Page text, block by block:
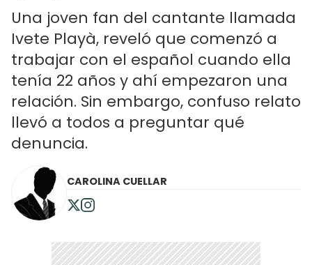
Una joven fan del cantante llamada
Ivete Playà, reveló que comenzó a
trabajar con el español cuando ella
tenía 22 años y ahí empezaron una
relación. Sin embargo, confuso relato
llevó a todos a preguntar qué
denuncia.
CAROLINA CUELLAR